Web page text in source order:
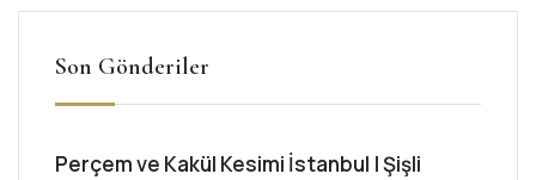
Son Gönderiler
Perçem ve Kakül Kesimi İstanbul | Şişli